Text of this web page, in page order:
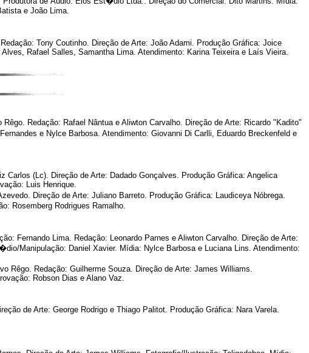
e João Lima.
Tony Coutinho. Direção de Arte: João Adami. Produção Gráfica: Joice
Rafael Salles, Samantha Lima. Atendimento: Karina Teixeira e Laís Vieira.
Redação: Rafael Nântua e Aliwton Carvalho. Direção de Arte: Ricardo "Kadito"
e Nylce Barbosa. Atendimento: Giovanni Di Carlli, Eduardo Breckenfeld e
(Lc). Direção de Arte: Dadado Gonçalves. Produção Gráfica: Angelica
Luis Henrique.
Direção de Arte: Juliano Barreto. Produção Gráfica: Laudiceya Nóbrega.
Rosemberg Rodrigues Ramalho.
Fernando Lima. Redação: Leonardo Parnes e Aliwton Carvalho. Direção de Arte:
Manipulação: Daniel Xavier. Mídia: Nylce Barbosa e Luciana Lins. Atendimento:
Rêgo. Redação: Guilherme Souza. Direção de Arte: James Williams.
Robson Dias e Alano Vaz.
de Arte: George Rodrigo e Thiago Palitot. Produção Gráfica: Nara Varela.